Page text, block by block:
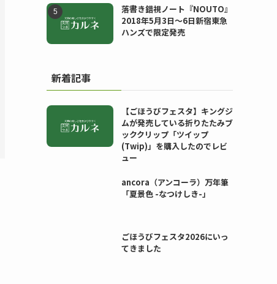
落書き錯視ノート『NOUTO』
2018年5月3日〜6日新宿東急
ハンズで限定発売
新着記事
【ごほうびフェスタ】キングジ
ムが発売している折りたたみブ
ッククリップ「ツイップ
(Twip)」を購入したのでレビ
ュー
ancora（アンコーラ）万年筆
「夏景色 -なつけしき-」
ごほうびフェスタ2026にいっ
てきました